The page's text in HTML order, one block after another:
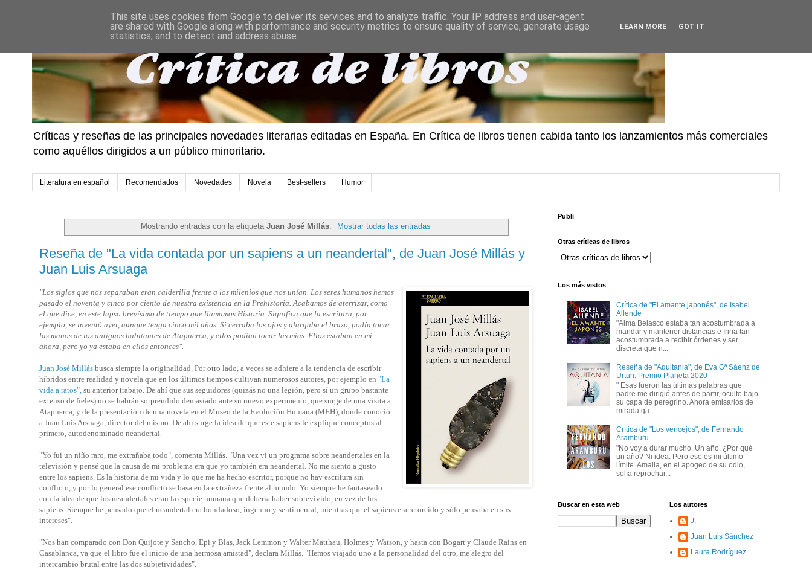
Críticas y reseñas de las principales novedades literarias editadas en España. En Crítica de libros tienen cabida tanto los lanzamientos más comerciales
como aquéllos dirigidos a un público minoritario.
Literatura en español Recomendados Novedades Novela Best-sellers Humor
Mostrando entradas con la etiqueta Juan José Millás. Mostrar todas las entradas
Reseña de "La vida contada por un sapiens a un neandertal", de Juan José Millás y
Juan Luis Arsuaga
"Los siglos que nos separaban eran calderilla frente a los milenios que nos unían. Los seres humanos hemos
pasado el noventa y cinco por ciento de nuestra existencia en la Prehistoria. Acabamos de aterrizar, como
el que dice, en este lapso brevísimo de tiempo que llamamos Historia. Significa que la escritura, por
ejemplo, se inventó ayer, aunque tenga cinco mil años. Si cerraba los ojos y alargaba el brazo, podía tocar
las manos de los antiguos habitantes de Atapuerca, y ellos podían tocar las mías. Ellos estaban en mí
ahora, pero yo ya estaba en ellos entonces".
Juan José Millás busca siempre la originalidad. Por otro lado, a veces se adhiere a la tendencia de escribir
híbridos entre realidad y novela que en los últimos tiempos cultivan numerosos autores, por ejemplo en "La
vida a ratos", su anterior trabajo. De ahí que sus seguidores (quizás no una legión, pero sí un grupo bastante
extenso de fieles) no se habrán sorprendido demasiado ante su nuevo experimento, que surge de una visita a
Atapuerca, y de la presentación de una novela en el Museo de la Evolución Humana (MEH), donde conoció
a Juan Luis Arsuaga, director del mismo. De ahí surge la idea de que este sapiens le explique conceptos al
primero, autodenominado neandertal.
"Yo fui un niño raro, me extrañaba todo", comenta Millás. "Una vez vi un programa sobre neandertales en la
televisión y pensé que la causa de mi problema era que yo también era neandertal. No me siento a gusto
entre los sapiens. Es la historia de mi vida y lo que me ha hecho escritor, porque no hay escritura sin
conflicto, y por lo general ese conflicto se basa en la extrañeza frente al mundo. Yo siempre he fantaseado
con la idea de que los neandertales eran la especie humana que debería haber sobrevivido, en vez de los
sapiens. Siempre he pensado que el neandertal era bondadoso, ingenuo y sentimental, mientras que el sapiens era retorcido y sólo pensaba en sus
intereses".
"Nos han comparado con Don Quijote y Sancho, Epi y Blas, Jack Lemmon y Walter Matthau, Holmes y Watson, y hasta con Bogart y Claude Rains en
Casablanca, ya que el libro fue el inicio de una hermosa amistad", declara Millás. "Hemos viajado uno a la personalidad del otro, me alegro del
intercambio brutal entre las dos subjetividades".
Publi
Otras críticas de libros
Los más vistos
Crítica de "El amante japonés", de Isabel
Allende
"Alma Belasco estaba tan acostumbrada a
mandar y mantener distancias e Irina tan
acostumbrada a recibir órdenes y ser
discreta que n...
Reseña de "Aquitania", de Eva Gª Sáenz de
Urturi. Premio Planeta 2020
" Esas fueron las últimas palabras que
padre me dirigió antes de partir, oculto bajo
su capa de peregrino. Ahora emisarios de
mirada ga...
Crítica de "Los vencejos", de Fernando
Aramburu
"No voy a durar mucho. Un año. ¿Por qué
un año? Ni idea. Pero ese es mi último
límite. Amalia, en el apogeo de su odio,
solía reprochar...
Buscar en esta web Los autores
J.
Juan Luis Sánchez
Laura Rodríguez
This site uses cookies from Google to deliver its services and to analyze traffic. Your IP address and user-agent
are shared with Google along with performance and security metrics to ensure quality of service, generate usage
statistics, and to detect and address abuse.
LEARN MORE GOT IT